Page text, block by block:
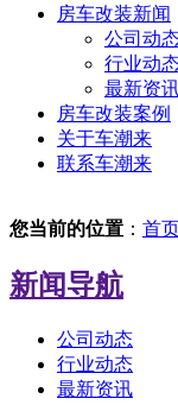
房车改装新闻
公司动
行业动
最新资
房车改装案例
关于车潮来
联系车潮来
您当前的位置 ： 首
新闻导航
公司动态
行业动态
最新资讯